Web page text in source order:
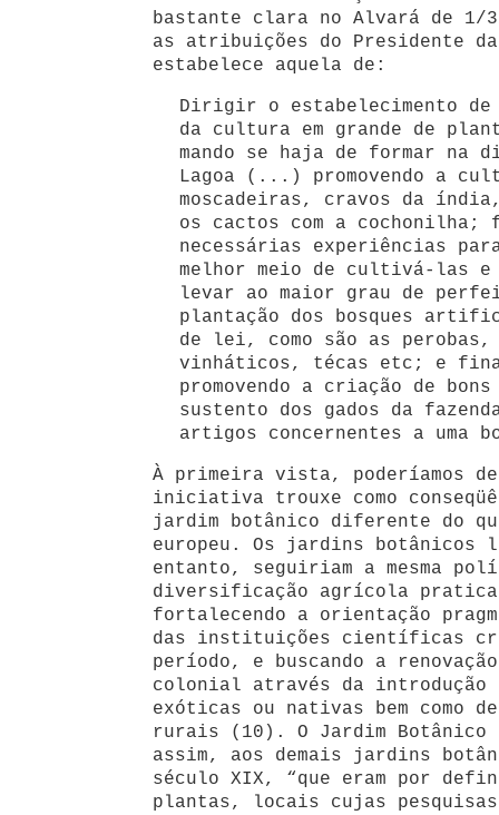
bastante clara no Alvará de 1/
as atribuições do Presidente
estabelece aquela de:
Dirigir o estabelecimento de
da cultura em grande de
mando se haja de formar na
Lagoa (...) promovendo a
moscadeiras, cravos da
os cactos com a cochonilha;
necessárias experiências
melhor meio de cultivá-las e
levar ao maior grau de
plantação dos bosques
de lei, como são as
vinháticos, técas etc; e
promovendo a criação de
sustento dos gados da
artigos concernentes a uma
À primeira vista, poderíamos
iniciativa trouxe como
jardim botânico diferente do
europeu. Os jardins botânicos
entanto, seguiriam a mesma
diversificação agrícola
fortalecendo a orientação
das instituições científicas
período, e buscando a
colonial através da introdução
exóticas ou nativas bem como
rurais (10). O Jardim Botânico
assim, aos demais jardins
século XIX, “que eram por
plantas, locais cujas pesquisas